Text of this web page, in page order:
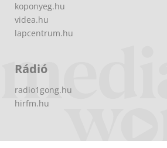
koponyeg.hu
videa.hu
lapcentrum.hu
Rádió
radio1gong.hu
hirfm.hu